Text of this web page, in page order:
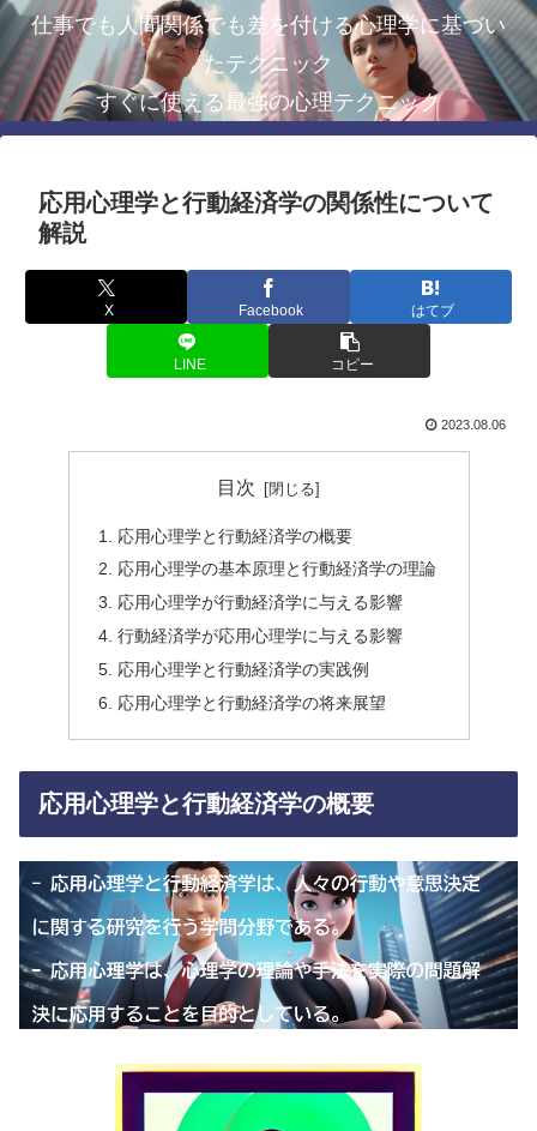
仕事でも人間関係でも差を付ける心理学に基づい
たテクニック
すぐに使える最強の心理テクニック
応用心理学と行動経済学の関係性について
解説
X Facebook はてブ
LINE コピー
2023.08.06
目次
応用心理学と行動経済学の概要
応用心理学の基本原理と行動経済学の理論
応用心理学が行動経済学に与える影響
行動経済学が応用心理学に与える影響
応用心理学と行動経済学の実践例
応用心理学と行動経済学の将来展望
応用心理学と行動経済学の概要